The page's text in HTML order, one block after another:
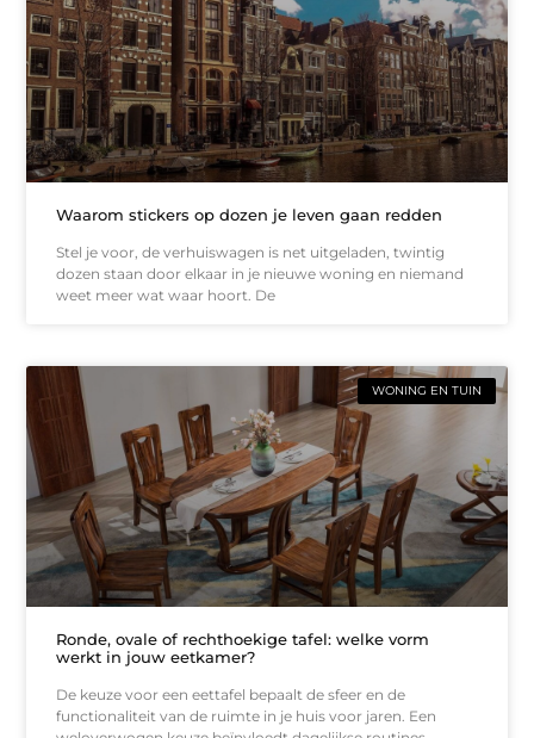
Waarom stickers op dozen je leven gaan redden
Stel je voor, de verhuiswagen is net uitgeladen, twintig
dozen staan door elkaar in je nieuwe woning en niemand
weet meer wat waar hoort. De
WONING EN TUIN
Ronde, ovale of rechthoekige tafel: welke vorm
werkt in jouw eetkamer?
De keuze voor een eettafel bepaalt de sfeer en de
functionaliteit van de ruimte in je huis voor jaren. Een